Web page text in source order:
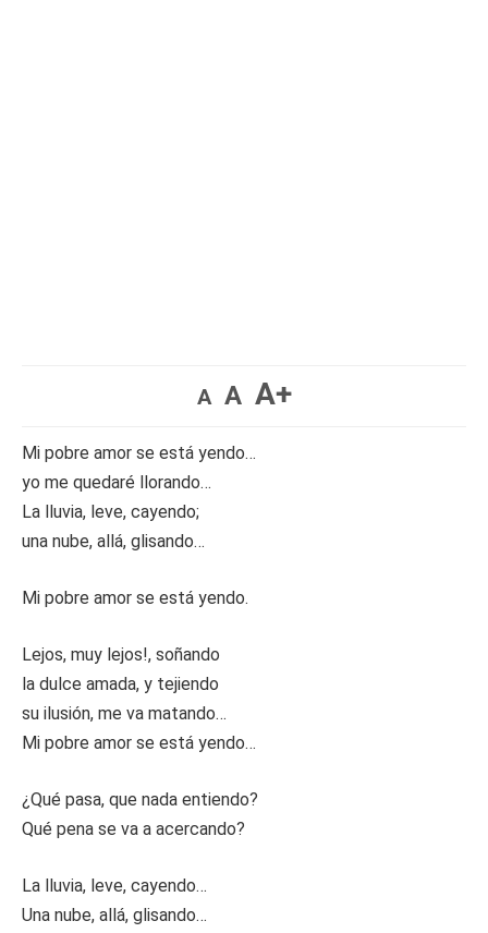
A A A+
Mi pobre amor se está yendo…
yo me quedaré llorando…
La lluvia, leve, cayendo;
una nube, allá, glisando…
Mi pobre amor se está yendo.
Lejos, muy lejos!, soñando
la dulce amada, y tejiendo
su ilusión, me va matando…
Mi pobre amor se está yendo…
¿Qué pasa, que nada entiendo?
Qué pena se va a acercando?
La lluvia, leve, cayendo…
Una nube, allá, glisando…